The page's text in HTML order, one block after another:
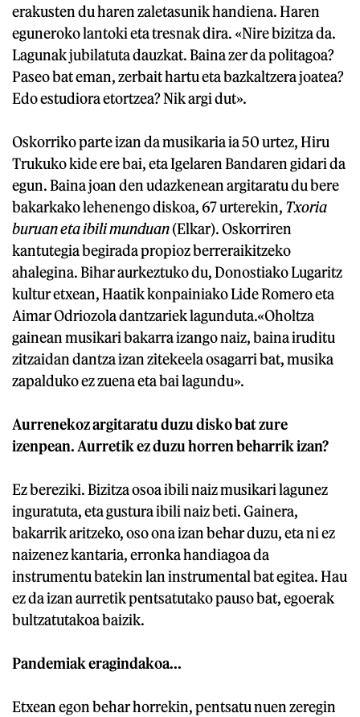
erakusten du haren zaletasunik handiena. Haren
eguneroko lantoki eta tresnak dira. «Nire bizitza da.
Lagunak jubilatuta dauzkat. Baina zer da politagoa?
Paseo bat eman, zerbait hartu eta bazkaltzera joatea?
Edo estudiora etortzea? Nik argi dut».
Oskorriko parte izan da musikaria ia 50 urtez, Hiru
Trukuko kide ere bai, eta Igelaren Bandaren gidari da
egun. Baina joan den udazkenean argitaratu du bere
bakarkako lehenengo diskoa, 67 urterekin, Txoria
buruan eta ibili munduan(Elkar). Oskorriren
kantutegia begirada propioz berreraikitzeko
ahalegina. Bihar aurkeztuko du, Donostiako Lugaritz
kultur etxean, Haatik konpainiako Lide Romero eta
Aimar Odriozola dantzariek lagunduta.«Oholtza
gainean musikari bakarra izango naiz, baina iruditu
zitzaidan dantza izan zitekeela osagarri bat, musika
zapalduko ez zuena eta bai lagundu».
Aurrenekoz argitaratu duzu disko bat zure
izenpean. Aurretik ez duzu horren beharrik izan?
Ez bereziki. Bizitza osoa ibili naiz musikari lagunez
inguratuta, eta gustura ibili naiz beti. Gainera,
bakarrik aritzeko, oso ona izan behar duzu, eta ni ez
naizenez kantaria, erronka handiagoa da
instrumentu batekin lan instrumental bat egitea. Hau
ez da izan aurretik pentsatutako pauso bat, egoerak
bultzatutakoa baizik.
Pandemiak eragindakoa...
Etxean egon behar horrekin, pentsatu nuen zeregin